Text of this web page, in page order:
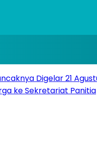
Digelar 21
ke Sekretariat Panitia